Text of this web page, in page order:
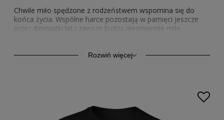
Chwile miło spędzone z rodzeństwem wspomina się do
końca życia. Wspólne harce pozostają w pamięci jeszcze
przez dziesiątki lat i zawsze budzą niezmiennie miłe
prezent! W roli upominku doskonale sprawdzą się koszulki i
Rozwiń więcej